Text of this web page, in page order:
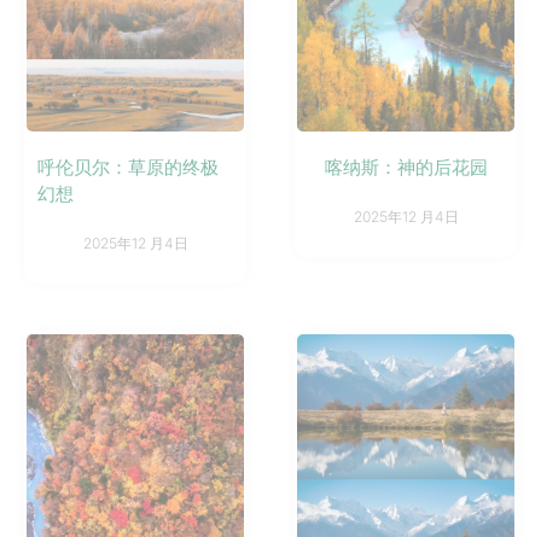
呼伦贝尔：草原的终极
幻想
2025年12 月4日
喀纳斯：神的后花园
2025年12 月4日